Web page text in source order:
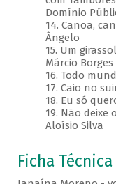
Domínio
14. Canoa,
Ângelo
15. Um
Márcio Borges
16. Todo
17. Caio no
18. Eu só
19. Não deixe
Aloísio Silva
Ficha Técnica